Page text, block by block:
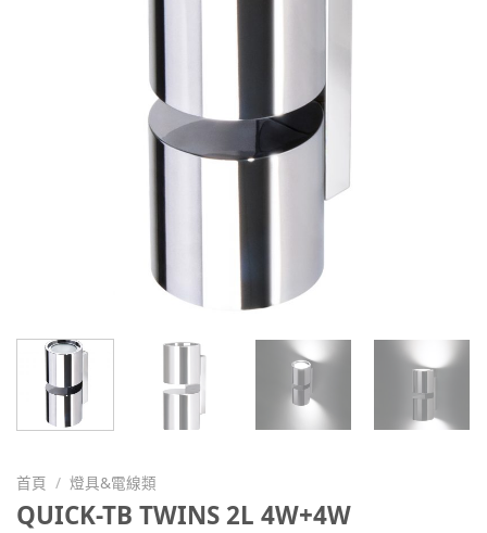
首頁 / 燈具&電線類
QUICK-TB TWINS 2L 4W+4W